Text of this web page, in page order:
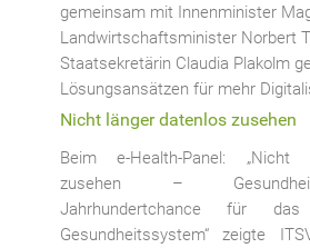
gemeinsam mit Innenminister
Landwirtschaftsminister Norbert
Staatsekretärin Claudia Plakolm
Lösungsansätzen für mehr
Nicht länger datenlos zusehen
Beim e-Health-Panel: „Nicht
zusehen –
Jahrhundertchance für das
Gesundheitssystem“ zeigte